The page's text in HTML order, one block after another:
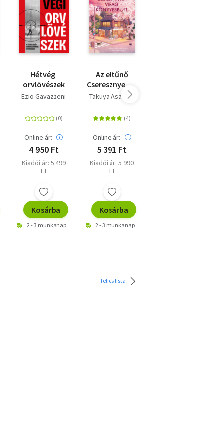
Hétvégi
orvlövészek
Ezio Gavazzeni
Online ár:
4 950 Ft
Kiadói ár: 5 499
Ft
Kosárba
2 - 3 munkanap
Az eltűnő
Cseresznyevirág
Könyvesbolt
Takuya Asakura
Online ár:
5 391 Ft
Kiadói ár: 5 990
Ft
Kosárba
2 - 3 munkanap
Teljes lista